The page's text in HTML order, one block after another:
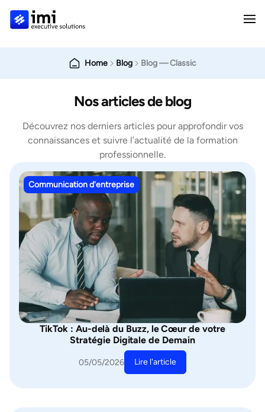
Home Blog Blog — Classic
Nos articles de blog
Découvrez nos derniers articles pour approfondir vos
connaissances et suivre l’actualité de la formation
professionnelle.
Communication d'entreprise
TikTok : Au-delà du Buzz, le Cœur de votre
Stratégie Digitale de Demain
05/05/2026 Lire l'article